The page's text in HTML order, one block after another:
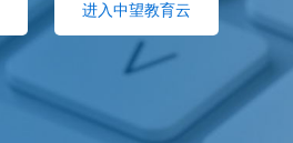
进入中望教育云